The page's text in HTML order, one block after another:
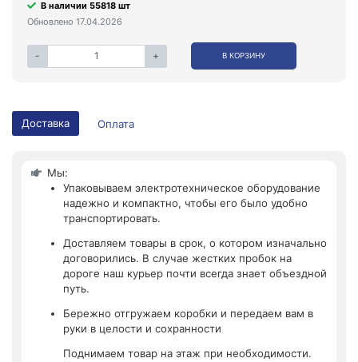
В наличии 55818 шт
Обновлено 17.04.2026
- + В КОРЗИНУ
Доставка Оплата
Мы:
Упаковываем электротехническое оборудование
надежно и компактно, чтобы его было удобно
транспортировать.
Доставляем товары в срок, о котором изначально
договорились. В случае жестких пробок на
дороге наш курьер почти всегда знает объездной
путь.
Бережно отгружаем коробки и передаем вам в
руки в целости и сохранности
Поднимаем товар на этаж при необходимости.